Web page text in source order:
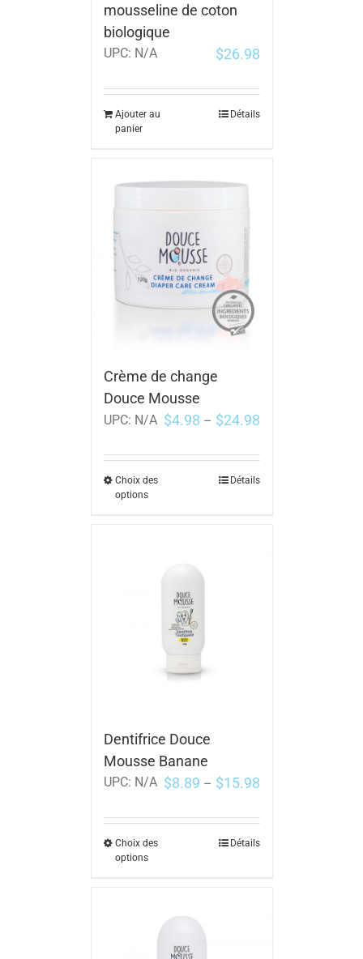
mousseline de coton
biologique
UPC: N/A $26.98
Ajouter au
panier
Détails
Crème de change
Douce Mousse
UPC: N/A $4.98 – $24.98
Choix des
options
Détails
Dentifrice Douce
Mousse Banane
UPC: N/A $8.89 – $15.98
Choix des
options
Détails